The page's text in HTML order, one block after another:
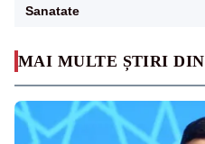
MAI MULTE ȘTIRI DIN
Sanatate